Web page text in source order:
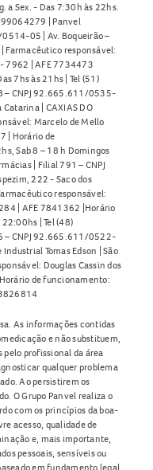
a Sex. - Das 7:30h às 22hs.
| Panvel
05 | Av. Boqueirão –
Farmacêutico responsável:
7962 | AFE 7734473
7hs às 21hs | Tel (51)
– CNPJ 92.665.611/0535-
Catarina | CAXIAS DO
Marcelo de Mello
| Horário de
Sab 8 – 18 h Domingos
| Filial 791 – CNPJ
222 - Saco dos
responsável:
| AFE 7841362 |Horário
| Tel (48)
– CNPJ 92.665.611/0522-
Tomas Edson | São
Douglas Cassin dos
de funcionamento:
As informações contidas
e não substituem,
pelo profissional da área
qualquer problema
Ao persistirem os
O Grupo Panvel realiza o
com os princípios da boa-
acesso, qualidade de
e, mais importante,
pessoais, sensíveis ou
em fundamento legal